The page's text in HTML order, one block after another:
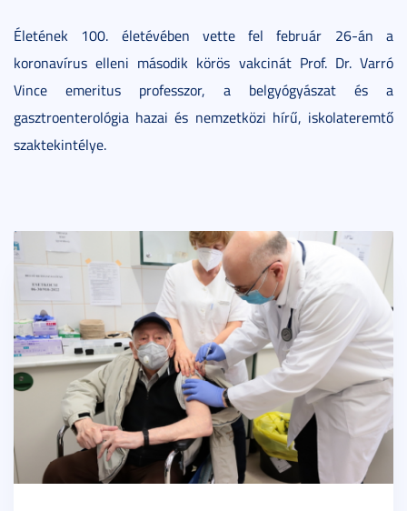
Életének 100. életévében vette fel február 26-án a
koronavírus elleni második körös vakcinát Prof. Dr. Varró
Vince emeritus professzor, a belgyógyászat és a
gasztroenterológia hazai és nemzetközi hírű, iskolateremtő
szaktekintélye.